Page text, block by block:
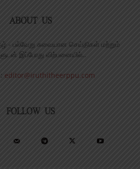
ABOUT US
- பல்வேறு சுவையான செய்திகள் மற்றும்
இப்போது விற்பனையில்..
editor@iruthitheerppu.com
FOLLOW US